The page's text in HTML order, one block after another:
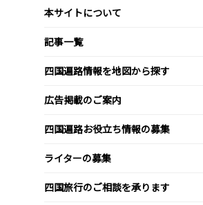
本サイトについて
記事一覧
四国遍路情報を地図から探す
広告掲載のご案内
四国遍路お役立ち情報の募集
ライターの募集
四国旅行のご相談を承ります